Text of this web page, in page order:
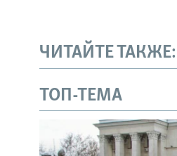
ЧИТАЙТЕ ТАКЖЕ:
ТОП-ТЕМА